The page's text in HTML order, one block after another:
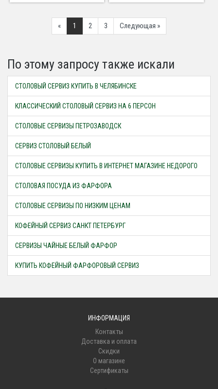
«Previous
1 2 3 Следующая »Next
По этому запросу также искали
СТОЛОВЫЙ СЕРВИЗ КУПИТЬ В ЧЕЛЯБИНСКЕ
КЛАССИЧЕСКИЙ СТОЛОВЫЙ СЕРВИЗ НА 6 ПЕРСОН
СТОЛОВЫЕ СЕРВИЗЫ ПЕТРОЗАВОДСК
СЕРВИЗ СТОЛОВЫЙ БЕЛЫЙ
СТОЛОВЫЕ СЕРВИЗЫ КУПИТЬ В ИНТЕРНЕТ МАГАЗИНЕ НЕДОРОГО
СТОЛОВАЯ ПОСУДА ИЗ ФАРФОРА
СТОЛОВЫЕ СЕРВИЗЫ ПО НИЗКИМ ЦЕНАМ
КОФЕЙНЫЙ СЕРВИЗ САНКТ ПЕТЕРБУРГ
СЕРВИЗЫ ЧАЙНЫЕ БЕЛЫЙ ФАРФОР
КУПИТЬ КОФЕЙНЫЙ ФАРФОРОВЫЙ СЕРВИЗ
ИНФОРМАЦИЯ
Контакты
Доставка и оплата
Скидки
О магазине
Сертификаты